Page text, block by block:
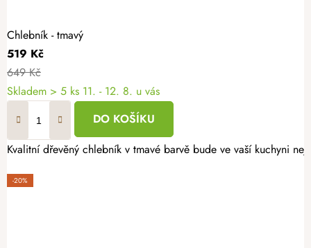
Chlebník - tmavý
519 Kč
649 Kč
Skladem > 5 ks 11. - 12. 8. u vás
DO KOŠÍKU
Kvalitní dřevěný chlebník v tmavé barvě bude ve vaší kuchyni
-20%